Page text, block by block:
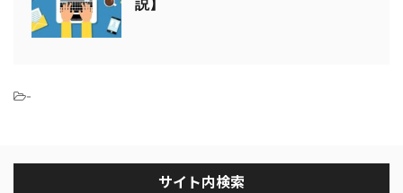
説】
-
サイト内検索